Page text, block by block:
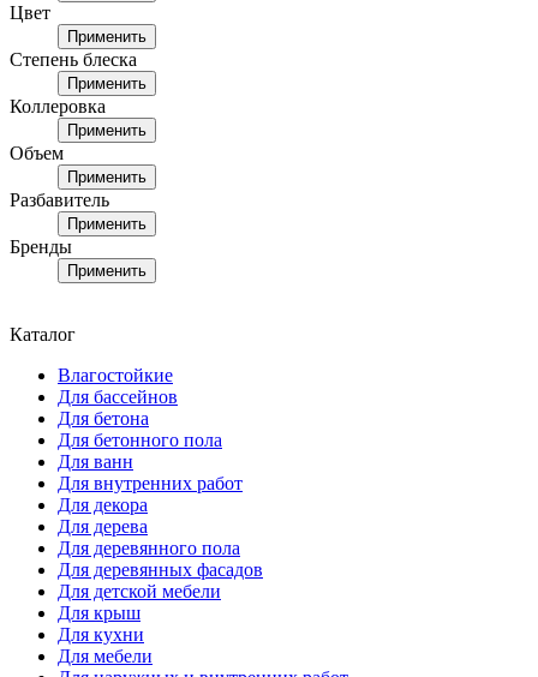
Цвет
Применить
Степень блеска
Применить
Коллеровка
Применить
Объем
Применить
Разбавитель
Применить
Бренды
Применить
Каталог
Влагостойкие
Для бассейнов
Для бетона
Для бетонного пола
Для ванн
Для внутренних работ
Для декора
Для дерева
Для деревянного пола
Для деревянных фасадов
Для детской мебели
Для крыш
Для кухни
Для мебели